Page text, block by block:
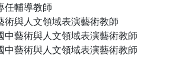
任輔導教師
與人文領域表演藝術教師
藝術與人文領域表演藝術教師
藝術與人文領域表演藝術教師